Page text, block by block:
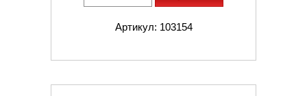
Артикул: 103154